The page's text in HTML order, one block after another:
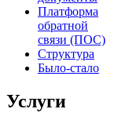
Платформа
обратной
связи (ПОС)
Структура
Было-стало
Услуги